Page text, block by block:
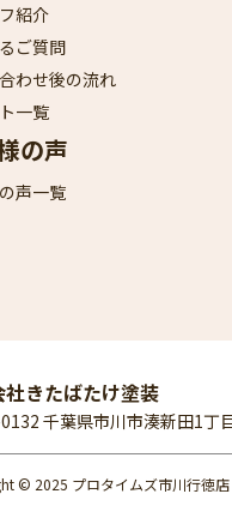
紹介
ご質問
わせ後の流れ
一覧
の声
声一覧
社きたばたけ塗装
千葉県市川市湊新田1丁
© 2025 プロタイムズ市川行徳店